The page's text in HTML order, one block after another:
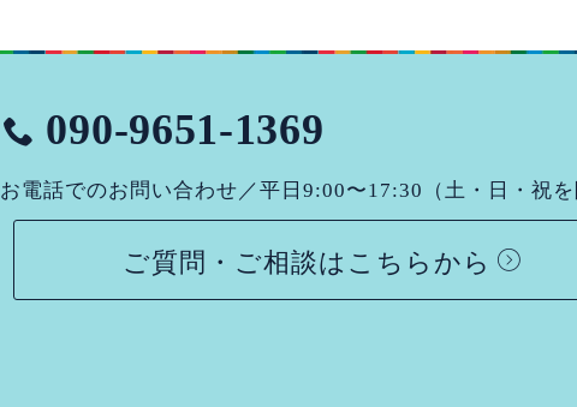
090-9651-1369
お電話でのお問い合わせ／平日9:00〜17:30（土・日・祝
ご質問・ご相談はこちらから